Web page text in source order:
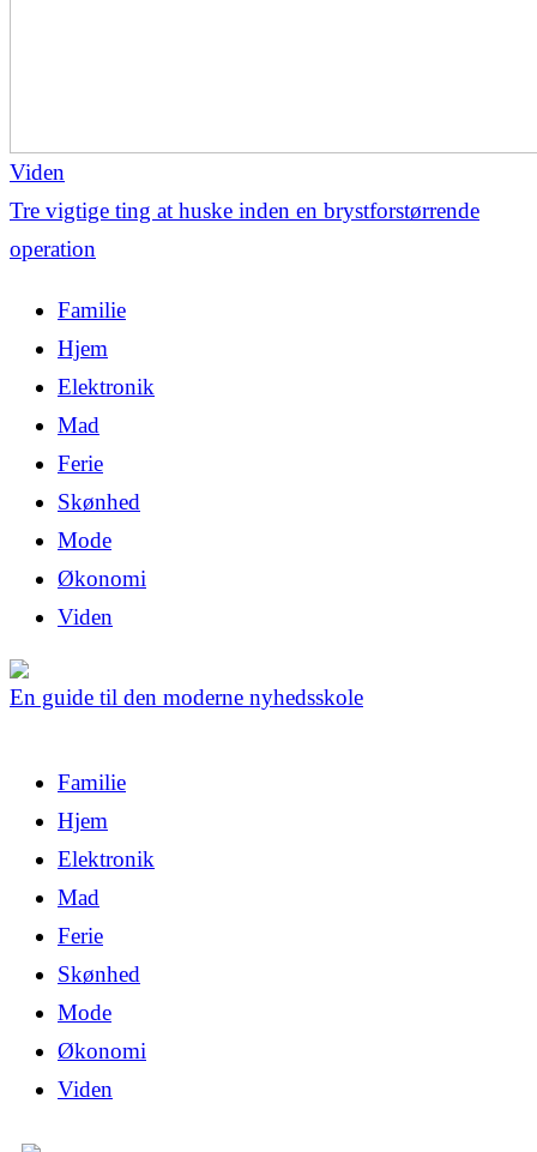
Viden
Tre vigtige ting at huske inden en brystforstørrende
operation
Familie
Hjem
Elektronik
Mad
Ferie
Skønhed
Mode
Økonomi
Viden
En guide til den moderne nyhedsskole
Familie
Hjem
Elektronik
Mad
Ferie
Skønhed
Mode
Økonomi
Viden